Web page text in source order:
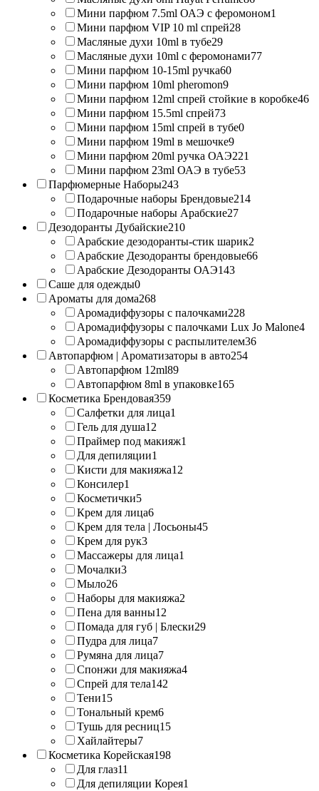
Мини парфюм 7.5ml ОАЭ с феромоном1
Мини парфюм VIP 10 ml спрей28
Масляные духи 10ml в тубе29
Масляные духи 10ml с феромонами77
Мини парфюм 10-15ml ручка60
Мини парфюм 10ml pheromon9
Мини парфюм 12ml спрей стойкие в коробке46
Мини парфюм 15.5ml спрей73
Мини парфюм 15ml спрей в тубе0
Мини парфюм 19ml в мешочке9
Мини парфюм 20ml ручка ОАЭ221
Мини парфюм 23ml ОАЭ в тубе53
Парфюмерные Наборы243
Подарочные наборы Брендовые214
Подарочные наборы Арабские27
Дезодоранты Дубайские210
Арабские дезодоранты-стик шарик2
Арабские Дезодоранты брендовые66
Арабские Дезодоранты ОАЭ143
Саше для одежды0
Ароматы для дома268
Аромадиффузоры с палочками228
Аромадиффузоры с палочками Lux Jo Malone4
Аромадиффузоры с распылителем36
Автопарфюм | Ароматизаторы в авто254
Автопарфюм 12ml89
Автопарфюм 8ml в упаковке165
Косметика Брендовая359
Салфетки для лица1
Гель для душа12
Праймер под макияж1
Для депиляции1
Кисти для макияжа12
Консилер1
Косметички5
Крем для лица6
Крем для тела | Лосьоны45
Крем для рук3
Массажеры для лица1
Мочалки3
Мыло26
Наборы для макияжа2
Пена для ванны12
Помада для губ | Блески29
Пудра для лица7
Румяна для лица7
Спонжи для макияжа4
Спрей для тела142
Тени15
Тональный крем6
Тушь для ресниц15
Хайлайтеры7
Косметика Корейская198
Для глаз11
Для депиляции Корея1